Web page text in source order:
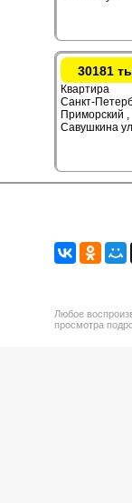
30181
Квартира
Санкт-
Приморский ,
Савушкина
Любое
просмотра